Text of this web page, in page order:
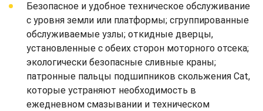
Безопасное и удобное техническое обслуживание
с уровня земли или платформы; сгруппированные
обслуживаемые узлы; откидные дверцы,
установленные с обеих сторон моторного отсека;
экологически безопасные сливные краны;
патронные пальцы подшипников скольжения Cat,
которые устраняют необходимость в
ежедневном смазывании и техническом